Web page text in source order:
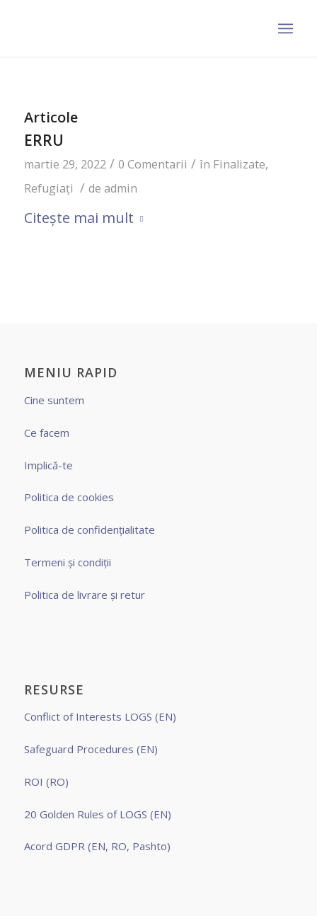
Articole
ERRU
martie 29, 2022 / 0 Comentarii / în Finalizate,
Refugiați / de admin
Citește mai mult
MENIU RAPID
Cine suntem
Ce facem
Implică-te
Politica de cookies
Politica de confidențialitate
Termeni și condiții
Politica de livrare și retur
RESURSE
Conflict of Interests LOGS (EN)
Safeguard Procedures (EN)
ROI (RO)
20 Golden Rules of LOGS (EN)
Acord GDPR (EN, RO, Pashto)